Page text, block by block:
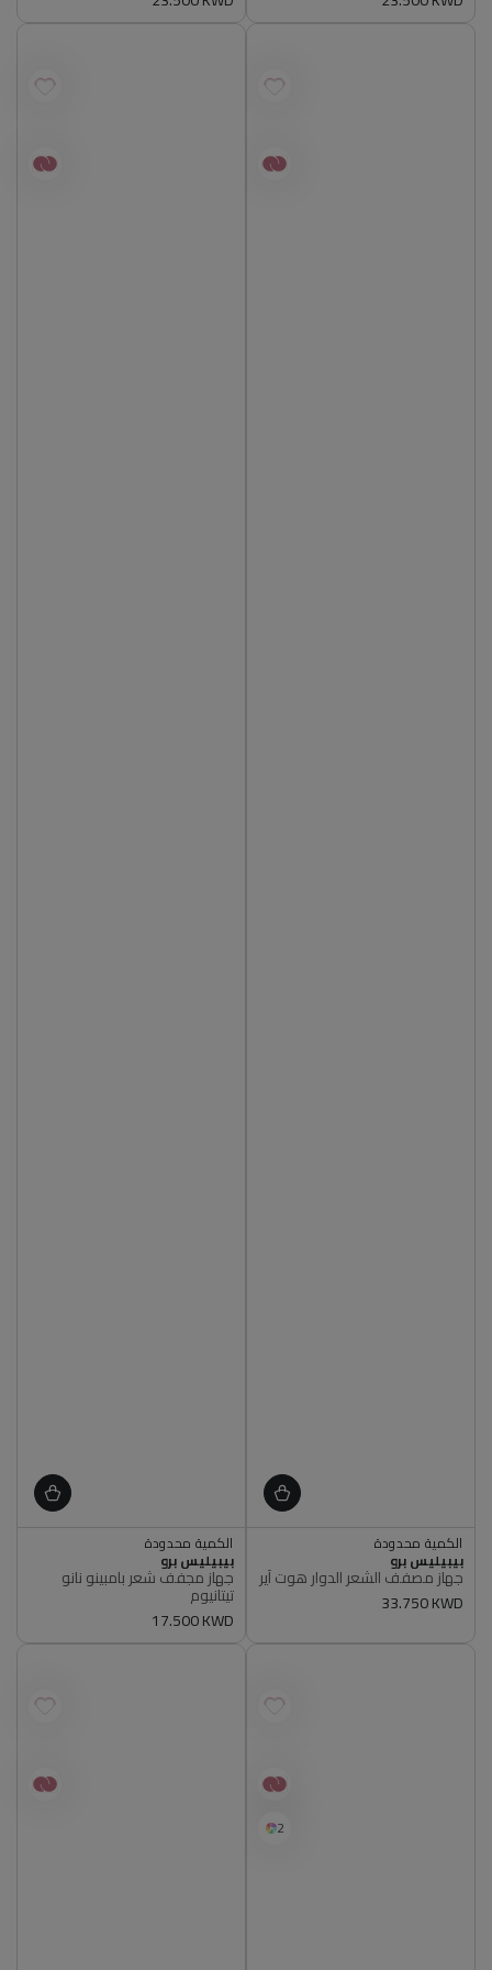
الكمية محدودة
أصلي 100%
الكمية محدودة
أصلي 100%
البائع
بيبيليس برو
جهاز مصفف الشعر الدوار هوت آير
سعر
33.750 KWD
الكمية محدودة
أصلي 100%
الكمية محدودة
أصلي 100%
البائع
بيبيليس برو
جهاز مجفف شعر بامبينو نانو
تيتانيوم
سعر
17.500 KWD
2